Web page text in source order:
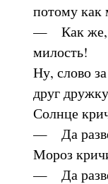
потому как
— Как же,
милость!
Ну, слово
друг
Солнце
— Да разве
Мороз
— Да разве